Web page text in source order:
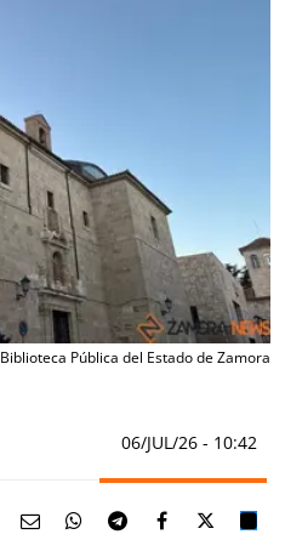
Biblioteca Pública del Estado de Zamora
06/JUL/26 - 10:42